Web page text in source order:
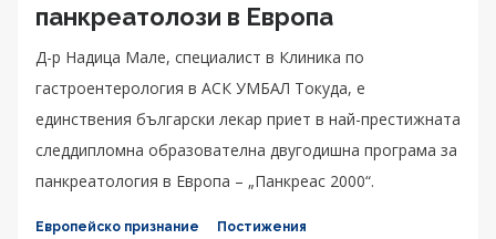
панкреатолози в Европа
Д-р Надица Мале, специалист в Клиника по
гастроентерология в АСК УМБАЛ Токуда, е
единствения български лекар приет в най-престижната
следдипломна образователна двугодишна програма за
панкреатология в Европа – „Панкреас 2000“.
Европейско признание Постижения